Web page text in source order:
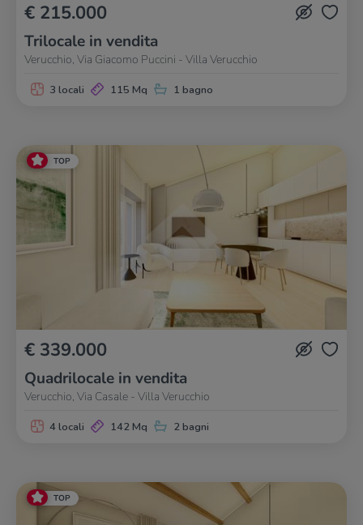
€ 215.000
Trilocale in vendita
Verucchio, Via Giacomo Puccini - Villa Verucchio
3 locali 115 Mq 1 bagno
TOP
€ 339.000
Quadrilocale in vendita
Verucchio, Via Casale - Villa Verucchio
4 locali 142 Mq 2 bagni
TOP